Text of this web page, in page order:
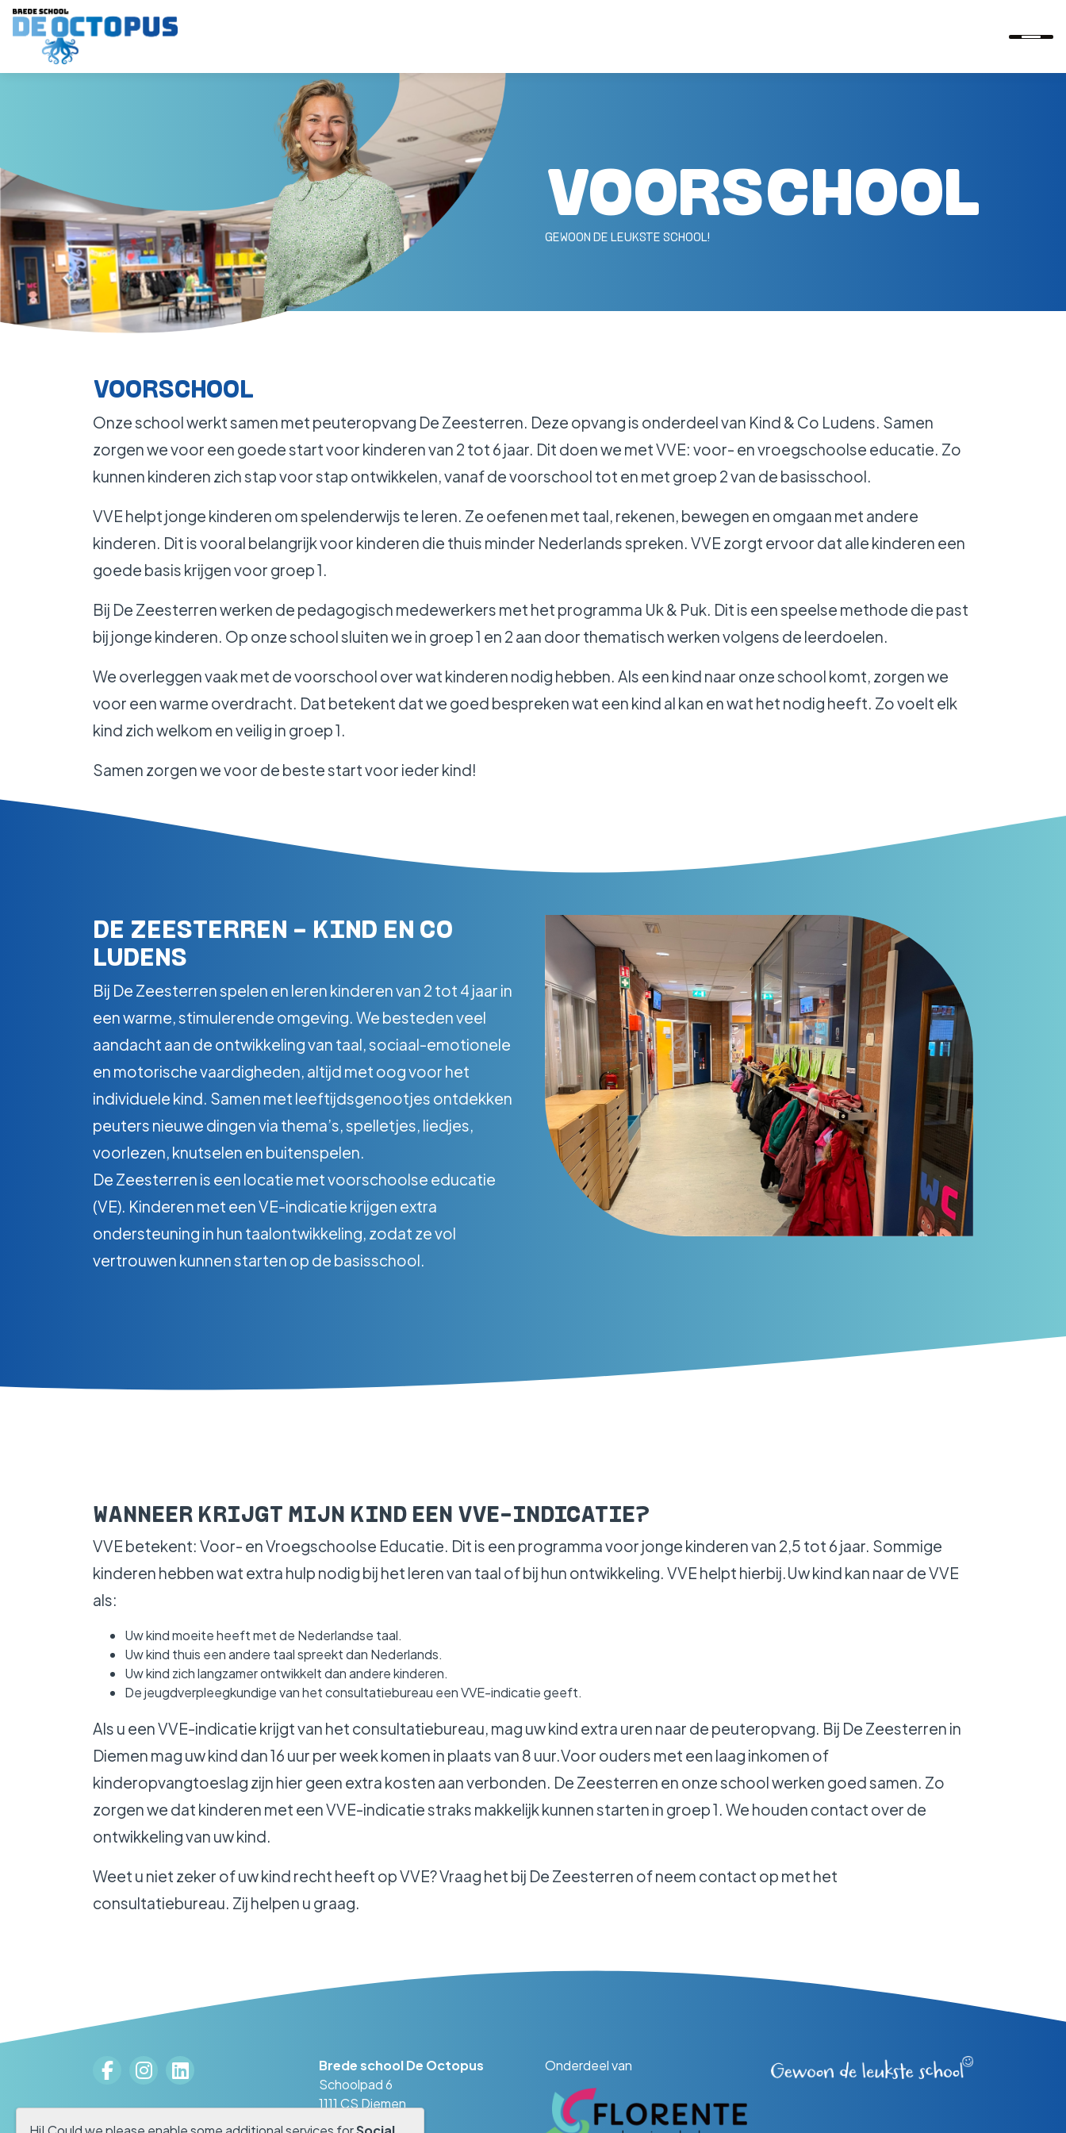
AANMELDEN
PRAKTISCH
OUDERS
CONTACT
WERKEN BIJ
VOORSCHOOL
GEWOON DE LEUKSTE SCHOOL!
VOORSCHOOL
Onze school werkt samen met peuteropvang De Zeesterren. Deze opvang is onderdeel van Kind & Co Ludens. Samen
zorgen we voor een goede start voor kinderen van 2 tot 6 jaar. Dit doen we met VVE: voor- en vroegschoolse educatie. Zo
kunnen kinderen zich stap voor stap ontwikkelen, vanaf de voorschool tot en met groep 2 van de basisschool.
VVE helpt jonge kinderen om spelenderwijs te leren. Ze oefenen met taal, rekenen, bewegen en omgaan met andere
kinderen. Dit is vooral belangrijk voor kinderen die thuis minder Nederlands spreken. VVE zorgt ervoor dat alle kinderen een
goede basis krijgen voor groep 1.
Bij De Zeesterren werken de pedagogisch medewerkers met het programma Uk & Puk. Dit is een speelse methode die past
bij jonge kinderen. Op onze school sluiten we in groep 1 en 2 aan door thematisch werken volgens de leerdoelen.
We overleggen vaak met de voorschool over wat kinderen nodig hebben. Als een kind naar onze school komt, zorgen we
voor een warme overdracht. Dat betekent dat we goed bespreken wat een kind al kan en wat het nodig heeft. Zo voelt elk
kind zich welkom en veilig in groep 1.
Samen zorgen we voor de beste start voor ieder kind!
DE ZEESTERREN - KIND EN CO
LUDENS
Bij De Zeesterren spelen en leren kinderen van 2 tot 4 jaar in
een warme, stimulerende omgeving. We besteden veel
aandacht aan de ontwikkeling van taal, sociaal-emotionele
en motorische vaardigheden, altijd met oog voor het
individuele kind. Samen met leeftijdsgenootjes ontdekken
peuters nieuwe dingen via thema’s, spelletjes, liedjes,
voorlezen, knutselen en buitenspelen.
De Zeesterren is een locatie met voorschoolse educatie
(VE). Kinderen met een VE-indicatie krijgen extra
ondersteuning in hun taalontwikkeling, zodat ze vol
vertrouwen kunnen starten op de basisschool.
WANNEER KRIJGT MIJN KIND EEN VVE-INDICATIE?
VVE betekent: Voor- en Vroegschoolse Educatie. Dit is een programma voor jonge kinderen van 2,5 tot 6 jaar. Sommige
kinderen hebben wat extra hulp nodig bij het leren van taal of bij hun ontwikkeling. VVE helpt hierbij.Uw kind kan naar de VVE
als:
Uw kind moeite heeft met de Nederlandse taal.
Uw kind thuis een andere taal spreekt dan Nederlands.
Uw kind zich langzamer ontwikkelt dan andere kinderen.
De jeugdverpleegkundige van het consultatiebureau een VVE-indicatie geeft.
Als u een VVE-indicatie krijgt van het consultatiebureau, mag uw kind extra uren naar de peuteropvang. Bij De Zeesterren in
Diemen mag uw kind dan 16 uur per week komen in plaats van 8 uur.Voor ouders met een laag inkomen of
kinderopvangtoeslag zijn hier geen extra kosten aan verbonden. De Zeesterren en onze school werken goed samen. Zo
zorgen we dat kinderen met een VVE-indicatie straks makkelijk kunnen starten in groep 1. We houden contact over de
ontwikkeling van uw kind.
Weet u niet zeker of uw kind recht heeft op VVE? Vraag het bij De Zeesterren of neem contact op met het
consultatiebureau. Zij helpen u graag.
Brede school De Octopus
Schoolpad 6
1111 CS Diemen
020 - 690 41 33
Onderdeel van